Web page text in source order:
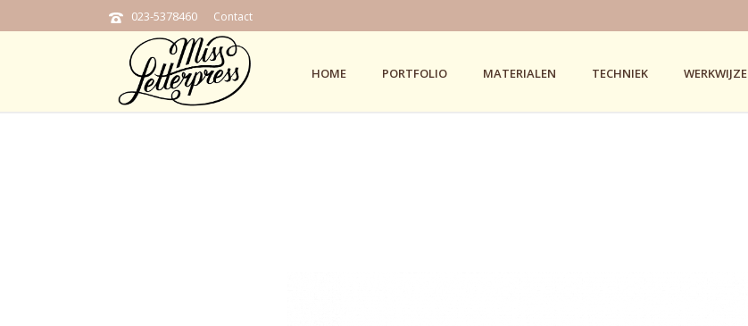
023-5378460 Contact
HOME PORTFOLIO MATERIALEN TECHNIEK WERKWIJZE